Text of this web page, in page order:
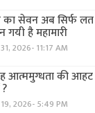
का सेवन अब सिर्फ लत
गयी है महामारी
2026- 11:17 AM
आत्ममुग्धता की आहट
2026- 5:49 PM